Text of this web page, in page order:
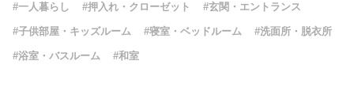
#一人暮らし #押入れ・クローゼット #玄関・エントランス
#子供部屋・キッズルーム #寝室・ベッドルーム #洗面所・脱衣所
#浴室・バスルーム #和室